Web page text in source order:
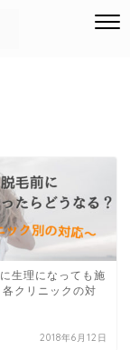
生理になっても施
クリニックの対
2018年6月12日